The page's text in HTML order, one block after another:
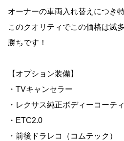
オーナーの車両入れ替えにつき
このクオリティでこの価格は滅
勝ちです！
【オプション装備】
・TVキャンセラー
・レクサス純正ボディーコーテ
・ETC2.0
・前後ドラレコ（コムテック）